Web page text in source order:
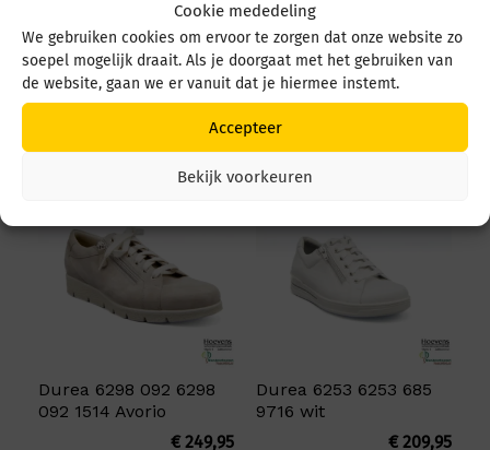
Cookie mededeling
We gebruiken cookies om ervoor te zorgen dat onze website zo
soepel mogelijk draait. Als je doorgaat met het gebruiken van
de website, gaan we er vanuit dat je hiermee instemt.
Accepteer
Bekijk voorkeuren
Durea 5679 5679 035
4549 Zwart
219,95
Durea 6298 095 6298
0945 1514 Avorio
Durea 6298 092 6298
092 1514 Avorio
€249,95
Durea 6253 6253 685
9716 wit
€209,95